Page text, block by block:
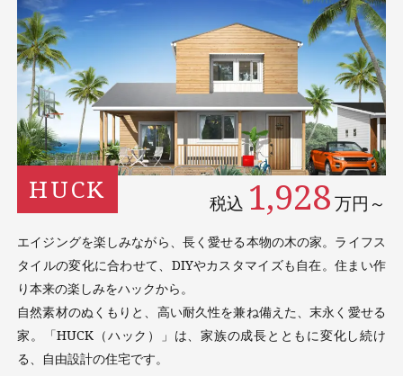
HUCK 税込 1,928万円～
エイジングを楽しみながら、長く愛せる本物の木の家。ライフス
タイルの変化に合わせて、DIYやカスタマイズも自在。住まい作
り本来の楽しみをハックから。
自然素材のぬくもりと、高い耐久性を兼ね備えた、末永く愛せる
家。「HUCK（ハック）」は、家族の成長とともに変化し続け
る、自由設計の住宅です。